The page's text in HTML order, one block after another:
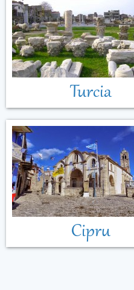
Turcia
Cipru